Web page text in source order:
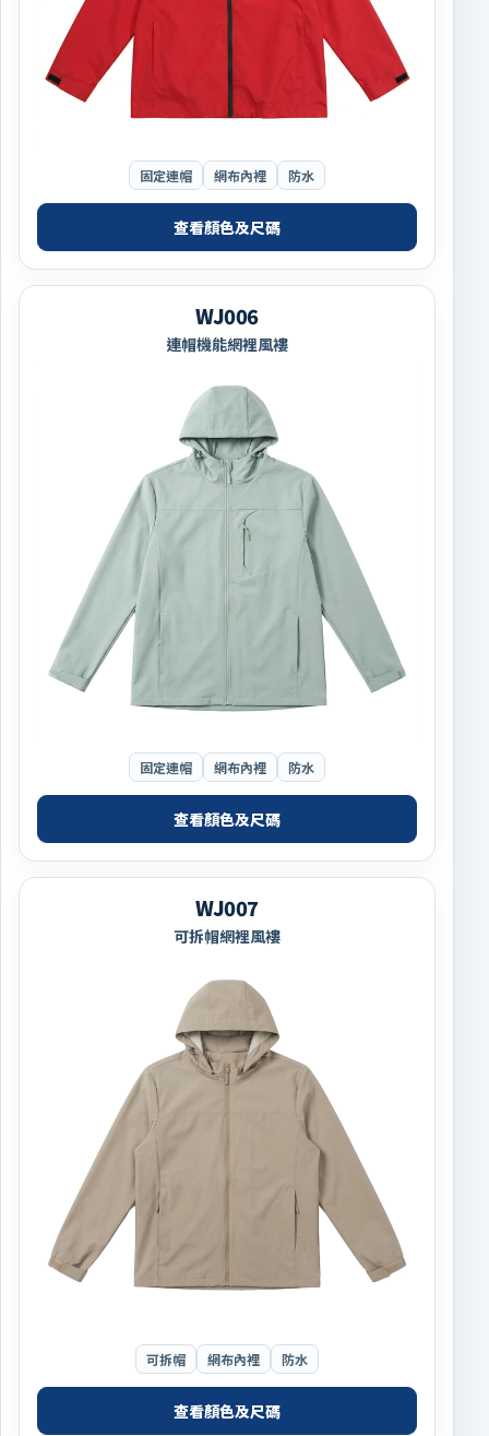
固定連帽 網布內裡 防水
查看顏色及尺碼
WJ006
連帽機能網裡風褸
固定連帽 網布內裡 防水
查看顏色及尺碼
WJ007
可拆帽網裡風褸
可拆帽 網布內裡 防水
查看顏色及尺碼